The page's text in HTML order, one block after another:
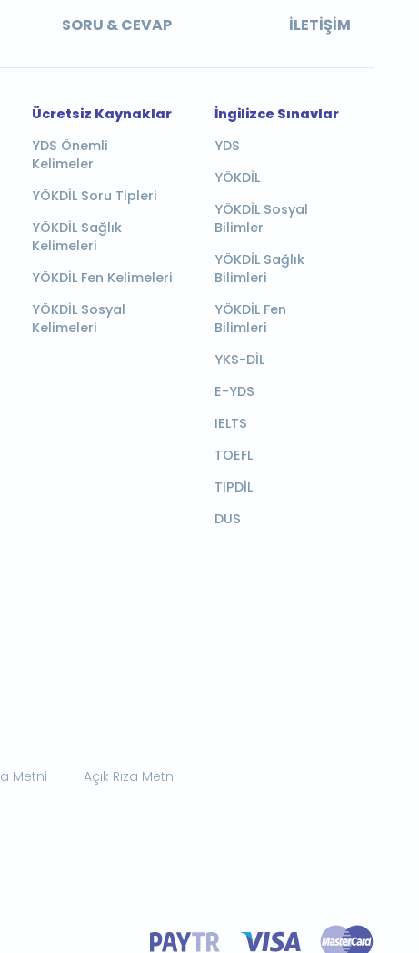
SORU & CEVAP İLETIŞIM
Ücretsiz Kaynaklar
YDS Önemli
Kelimeler
YÖKDİL Soru Tipleri
YÖKDİL Sağlık
Kelimeleri
YÖKDİL Fen Kelimeleri
YÖKDİL Sosyal
Kelimeleri
İngilizce Sınavlar
YDS
YÖKDİL
YÖKDİL Sosyal
Bilimler
YÖKDİL Sağlık
Bilimleri
YÖKDİL Fen
Bilimleri
YKS-DİL
E-YDS
IELTS
TOEFL
TIPDİL
DUS
Metni Açık Rıza Metni